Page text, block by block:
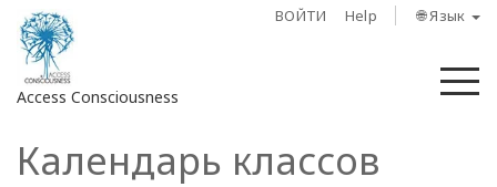
ВОЙТИ Help 🌐 Язык
Access Consciousness
Войти
Календарь классов